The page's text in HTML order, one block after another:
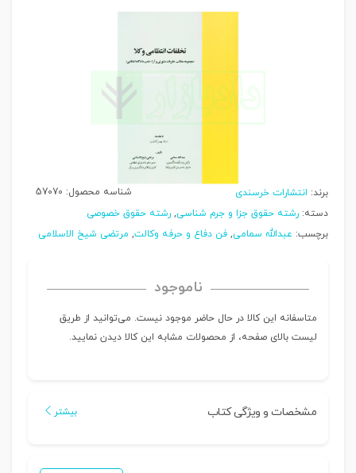
برند: انتشارات خرسندی شناسه محصول: 57070
دسته: رشته حقوق جزا و جرم شناسی, رشته حقوق خصوصی
برچسب: عبدالله سمامی, فن دفاع و حرفه وکالت, مرتضی شیخ الاسلامی
ناموجود
متاسفانه این کالا در حال حاضر موجود نیست. می‌توانید از طریق
لیست بالای صفحه، از محصولات مشابه این کالا دیدن نمایید.
مشخصات و ویژگی کتاب بیشتر